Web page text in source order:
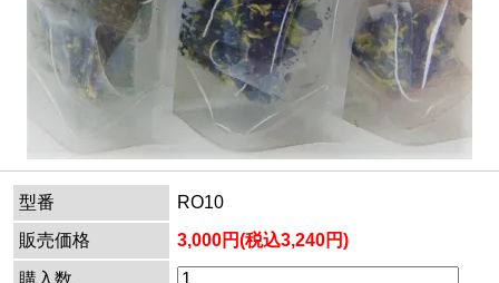
型番
RO10
販売価格
3,000円(税込3,240円)
購入数